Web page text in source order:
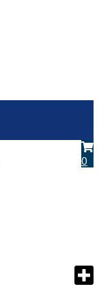
0